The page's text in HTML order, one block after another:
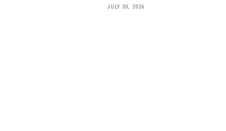
JULY 30, 2026